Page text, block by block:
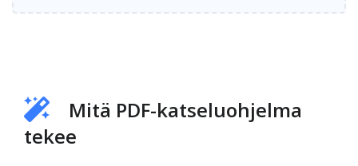
Mitä PDF-katseluohjelma
tekee